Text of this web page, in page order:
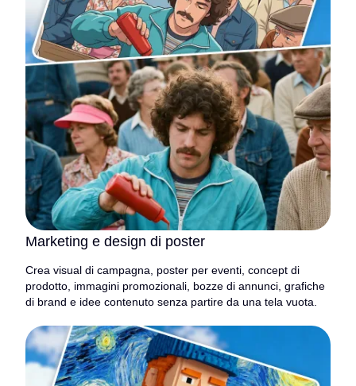
Marketing e design di poster
Crea visual di campagna, poster per eventi, concept di
prodotto, immagini promozionali, bozze di annunci, grafiche
di brand e idee contenuto senza partire da una tela vuota.